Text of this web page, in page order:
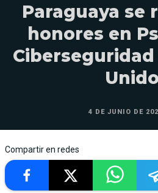
Paraguaya se
honores en
4 DE JUNIO DE
Compartir en redes